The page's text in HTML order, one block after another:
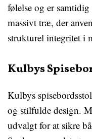
følelse og er
massivt træ, der
strukturel integritet i
Kulbys
Kulbys
og stilfulde design.
udvalgt for at sikre